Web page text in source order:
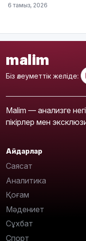
6 тамыз, 2026
malim
Біз әлеуметтік желіде:
Malim — анализге
пікірлер мен
Айдарлар
Саясат
Аналитика
Қоғам
Мәдениет
Сұхбат
Спорт